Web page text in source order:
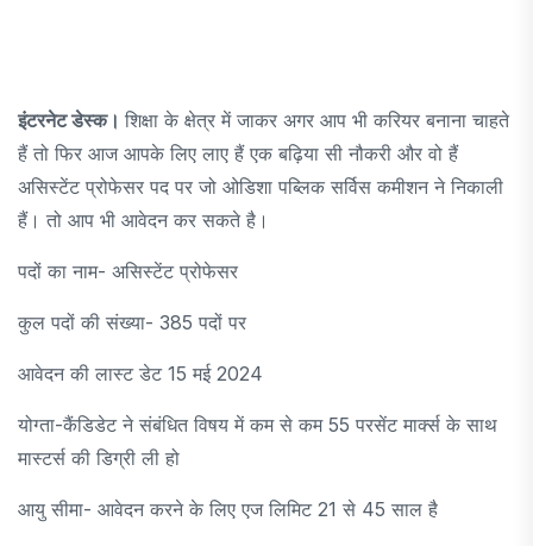
इंटरनेट डेस्क। शिक्षा के क्षेत्र में जाकर अगर आप भी करियर बनाना चाहते
हैं तो फिर आज आपके लिए लाए हैं एक बढ़िया सी नौकरी और वो हैं
असिस्टेंट प्रोफेसर पद पर जो ओडिशा पब्लिक सर्विस कमीशन ने निकाली
हैं। तो आप भी आवेदन कर सकते है।
पदों का नाम- असिस्टेंट प्रोफेसर
कुल पदों की संख्या- 385 पदों पर
आवेदन की लास्ट डेट 15 मई 2024
योग्ता-कैंडिडेट ने संबंधित विषय में कम से कम 55 परसेंट मार्क्स के साथ
मास्टर्स की डिग्री ली हो
आयु सीमा- आवेदन करने के लिए एज लिमिट 21 से 45 साल है